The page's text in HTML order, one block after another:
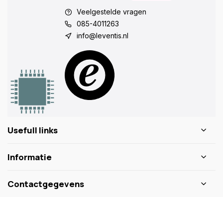
Veelgestelde vragen
085-4011263
info@leventis.nl
Usefull links
Informatie
Contactgegevens